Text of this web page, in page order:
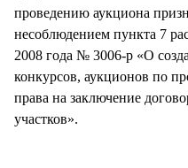
проведению аукциона
несоблюдением пункта 7
2008 года № 3006-р «О
конкурсов, аукционов по
права на заключение
участков».